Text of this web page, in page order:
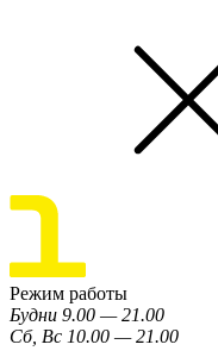
Режим работы
Будни 9.00 — 21.00
Сб, Вс 10.00 — 21.00